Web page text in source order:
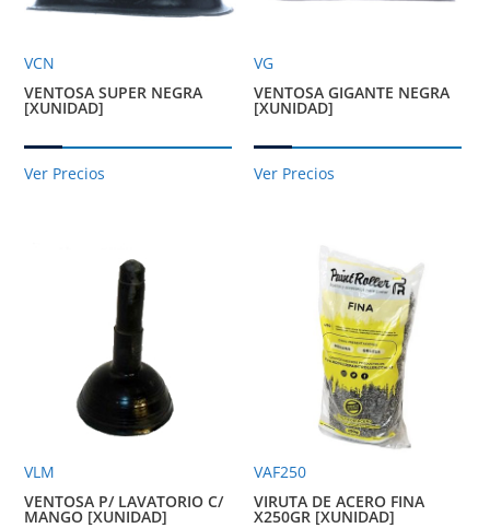
VCN
VENTOSA SUPER NEGRA
[XUNIDAD]
Ver Precios
VG
VENTOSA GIGANTE NEGRA
[XUNIDAD]
Ver Precios
VLM
VENTOSA P/ LAVATORIO C/
MANGO [XUNIDAD]
VAF250
VIRUTA DE ACERO FINA
X250GR [XUNIDAD]